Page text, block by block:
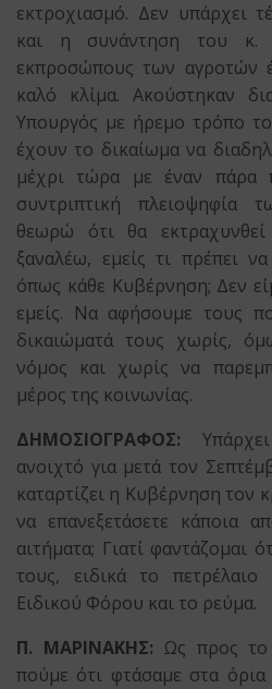
εκτροχιασμό. Δεν υπάρχει
και η συνάντηση του κ.
εκπροσώπους των αγροτών
καλό κλίμα. Ακούστηκαν
Υπουργός με ήρεμο τρόπο
έχουν το δικαίωμα να
μέχρι τώρα με έναν πάρα
συντριπτική πλειοψηφία
θεωρώ ότι θα
ξαναλέω, εμείς τι πρέπει
όπως κάθε Κυβέρνηση; Δεν
εμείς. Να αφήσουμε τους
δικαιώματά τους χωρίς,
νόμος και χωρίς να
μέρος της κοινωνίας.
ΔΗΜΟΣΙΟΓΡΑΦΟΣ:
ανοιχτό για μετά τον
καταρτίζει η Κυβέρνηση τον
να επανεξετάσετε κάποια
αιτήματα; Γιατί φαντάζομαι
τους, ειδικά το
Ειδικού Φόρου και το ρεύμα.
Π. ΜΑΡΙΝΑΚΗΣ: Ως προς το
πούμε ότι φτάσαμε στα